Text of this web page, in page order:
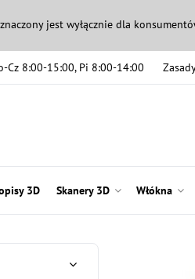
jest wyłącznie dla
Cz 8:00-15:00, Pi 8:00-14:00
3D Skanery 3D Włókna